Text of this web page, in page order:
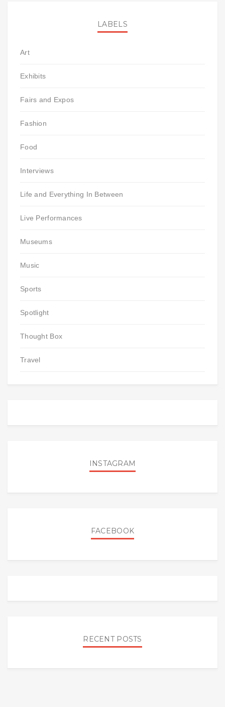
LABELS
Art
Exhibits
Fairs and Expos
Fashion
Food
Interviews
Life and Everything In Between
Live Performances
Museums
Music
Sports
Spotlight
Thought Box
Travel
INSTAGRAM
FACEBOOK
RECENT POSTS